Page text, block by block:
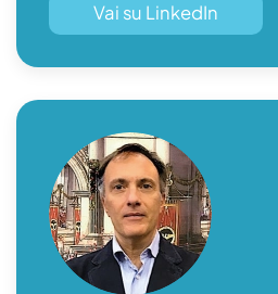
Vai su LinkedIn